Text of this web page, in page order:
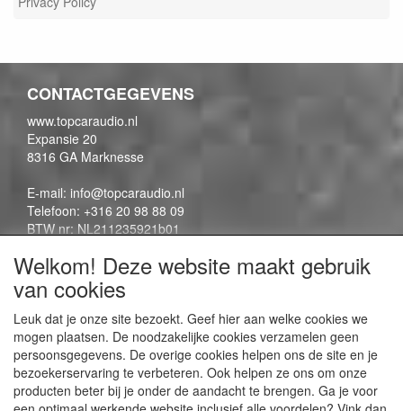
CONTACTGEGEVENS
www.topcaraudio.nl
Expansie 20
8316 GA Marknesse
E-mail: info@topcaraudio.nl
Telefoon: +316 20 98 88 09
BTW nr: NL211235921b01
CONTENTPAGINA'S
Contactpagina
Algemene voorwaarden
Privacy Policy
Welkom! Deze website maakt gebruik
van cookies
Leuk dat je onze site bezoekt. Geef hier aan welke cookies we
mogen plaatsen. De noodzakelijke cookies verzamelen geen
persoonsgegevens. De overige cookies helpen ons de site en je
bezoekerservaring te verbeteren. Ook helpen ze ons om onze
producten beter bij je onder de aandacht te brengen. Ga je voor